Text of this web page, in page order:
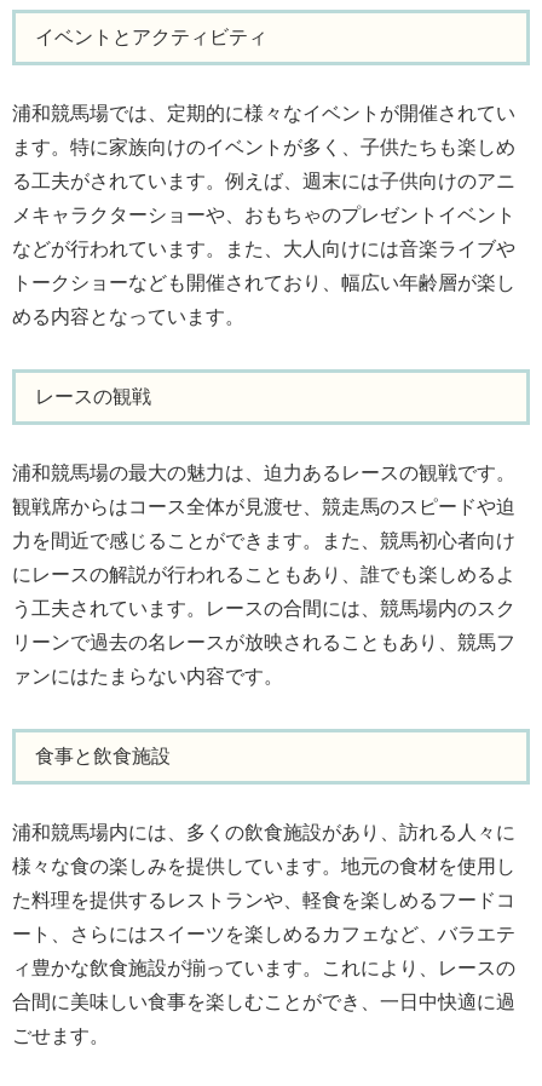
イベントとアクティビティ
浦和競馬場では、定期的に様々なイベントが開催されてい
ます。特に家族向けのイベントが多く、子供たちも楽しめ
る工夫がされています。例えば、週末には子供向けのアニ
メキャラクターショーや、おもちゃのプレゼントイベント
などが行われています。また、大人向けには音楽ライブや
トークショーなども開催されており、幅広い年齢層が楽し
める内容となっています。
レースの観戦
浦和競馬場の最大の魅力は、迫力あるレースの観戦です。
観戦席からはコース全体が見渡せ、競走馬のスピードや迫
力を間近で感じることができます。また、競馬初心者向け
にレースの解説が行われることもあり、誰でも楽しめるよ
う工夫されています。レースの合間には、競馬場内のスク
リーンで過去の名レースが放映されることもあり、競馬フ
ァンにはたまらない内容です。
食事と飲食施設
浦和競馬場内には、多くの飲食施設があり、訪れる人々に
様々な食の楽しみを提供しています。地元の食材を使用し
た料理を提供するレストランや、軽食を楽しめるフードコ
ート、さらにはスイーツを楽しめるカフェなど、バラエテ
ィ豊かな飲食施設が揃っています。これにより、レースの
合間に美味しい食事を楽しむことができ、一日中快適に過
ごせます。